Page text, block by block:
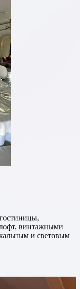
винтажными
и световым